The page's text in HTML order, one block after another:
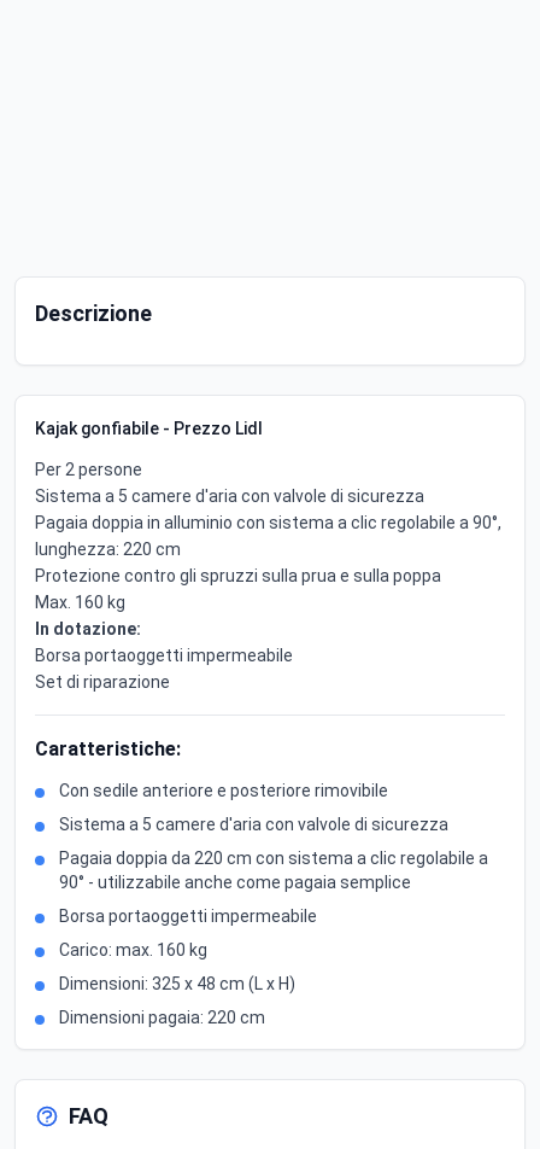
Descrizione
Kajak gonfiabile - Prezzo Lidl
Per 2 persone
Sistema a 5 camere d'aria con valvole di sicurezza
Pagaia doppia in alluminio con sistema a clic regolabile a 90°,
lunghezza: 220 cm
Protezione contro gli spruzzi sulla prua e sulla poppa
Max. 160 kg
In dotazione:
Borsa portaoggetti impermeabile
Set di riparazione
Caratteristiche:
Con sedile anteriore e posteriore rimovibile
Sistema a 5 camere d'aria con valvole di sicurezza
Pagaia doppia da 220 cm con sistema a clic regolabile a
90° - utilizzabile anche come pagaia semplice
Borsa portaoggetti impermeabile
Carico: max. 160 kg
Dimensioni: 325 x 48 cm (L x H)
Dimensioni pagaia: 220 cm
FAQ